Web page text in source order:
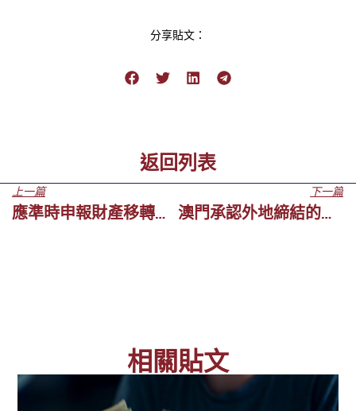
分享貼文：
返回列表
上一篇
應準時申報財產移轉印花稅
下一篇
澳門承認外地締結的婚姻嗎？
相關貼文